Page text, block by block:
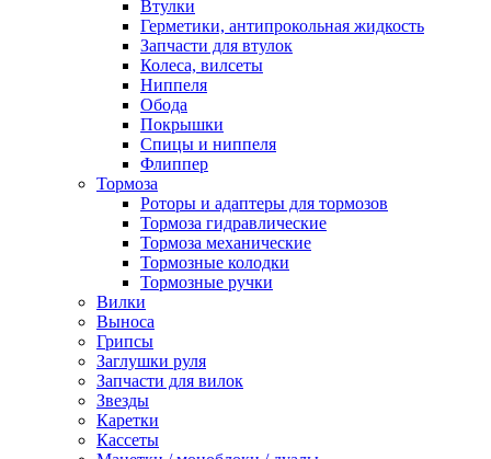
Втулки
Герметики, антипрокольная жидкость
Запчасти для втулок
Колеса, вилсеты
Ниппеля
Обода
Покрышки
Спицы и ниппеля
Флиппер
Тормоза
Роторы и адаптеры для тормозов
Тормоза гидравлические
Тормоза механические
Тормозные колодки
Тормозные ручки
Вилки
Выноса
Грипсы
Заглушки руля
Запчасти для вилок
Звезды
Каретки
Кассеты